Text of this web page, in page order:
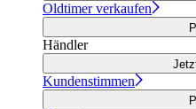
Oldtimer verkaufen
Händler
Kundenstimmen